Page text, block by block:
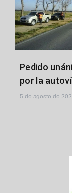
Pedido
por la
5 de agosto de